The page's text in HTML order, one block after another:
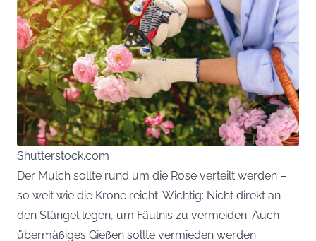
Shutterstock.com
Der Mulch sollte rund um die Rose verteilt werden –
so weit wie die Krone reicht. Wichtig: Nicht direkt an
den Stängel legen, um Fäulnis zu vermeiden. Auch
übermäßiges Gießen sollte vermieden werden.